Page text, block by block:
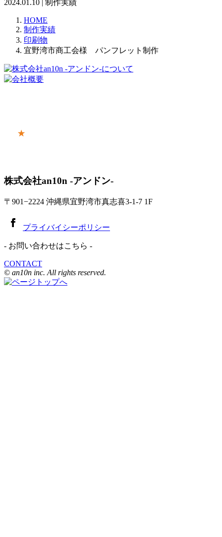
2024.01.10 | 制作実績
HOME
制作実績
印刷物
宜野湾市商工会様 パンフレット制作
株式会社an10n -アンドン-
〒901−2224 沖縄県宜野湾市真志喜3-1-7 1F
プライバイシーポリシー
- お問い合わせはこちら -
CONTACT
© an10n inc. All rights reserved.